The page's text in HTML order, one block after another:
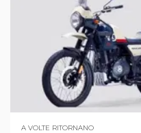
A VOLTE RITORNANO